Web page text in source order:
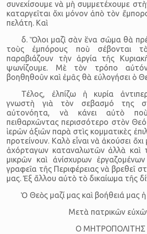
συνεχίσουμε νὰ μὴ συμμετέχουμε
καταργεῖται ὄχι μόνον ἀπὸ τὸν
πελάτη. Καὶ
δ. Ὅλοι μαζὶ σὰν ἕνα σῶμα θὰ
τοὺς ἐμπόρους ποὺ σέβονται
παραβιάζουν τὴν ἀργία τῆς
ψωνίζουμε. Μὲ τὸν τρόπο
βοηθηθοῦν καὶ ἐμᾶς θὰ εὐλογήσει ὁ
Τέλος, ἐλπίζω ἡ κυρία
γνωστὴ γιὰ τὸν σεβασμό της
αὐτονόητα, νὰ κάνει αὐτὸ
πειθαρχῶντας περισσότερο στὸν
ἱερῶν ἀξιῶν παρὰ στὶς κομματικὲς
προτείνουν. Καλὸ εἶναι νὰ ἀκούσει
ἀχόρταγων καταναλωτῶν ἀλλὰ καὶ
μικρῶν καὶ ἀνίσχυρων
γραφεῖα τῆς Περιφέρειας νὰ βρεθεῖ
μας. Ἐξ ἄλλου αὐτὸ τὸ δικαίωμα τῆς
Ὁ Θεὸς μαζί μας καὶ βοήθειά μας
Μετὰ πατρικῶν
Ο ΜΗΤΡΟΠΟΛΙΤΗΣ